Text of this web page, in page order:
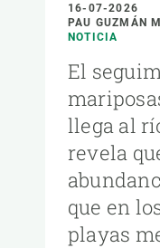
16-07-2026
PAU GUZMÁN
NOTICIA
El
llega al
revela
que en
playas